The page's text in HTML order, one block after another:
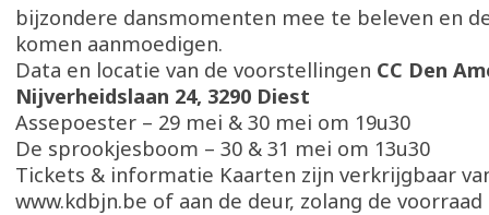
bijzondere dansmomenten mee te beleven en
komen aanmoedigen.
Data en locatie van de voorstellingen CC Den
Nijverheidslaan 24, 3290 Diest
Assepoester – 29 mei & 30 mei om 19u30
De sprookjesboom – 30 & 31 mei om 13u30
Tickets & informatie Kaarten zijn verkrijgbaar
www.kdbjn.be of aan de deur, zolang de